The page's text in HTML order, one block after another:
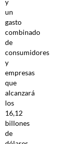
un
gasto
combinado
de
consumidores
y
empresas
que
alcanzará
los
16,12
billones
de